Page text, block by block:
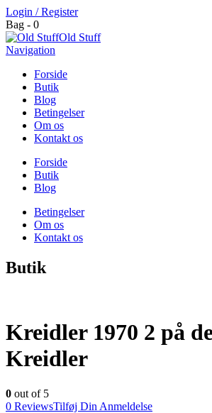
Login / Register
Bag - 0
Old Stuff
Navigation
Forside
Butik
Blog
Betingelser
Om os
Kontakt os
Forside
Butik
Blog
Betingelser
Om os
Kontakt os
Butik
Kreidler 1970 2 på
Kreidler
0 out of 5
0 ReviewsTilføj Din Anmeldelse